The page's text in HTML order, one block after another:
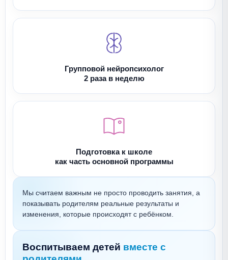
Групповой нейропсихолог
2 раза в неделю
Подготовка к школе
как часть основной программы
Мы считаем важным не просто проводить занятия, а
показывать родителям реальные результаты и
изменения, которые происходят с ребёнком.
Воспитываем детей вместе с